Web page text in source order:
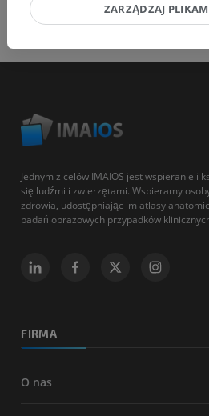
Jednym z celów IMAIOS jest wspieranie i
się ludźmi i zwierzętami. Wspieramy
zdrowia, udostępniając im atlasy
badań obrazowych przypadków
FIRMA
O nas
ZARZĄDZAJ